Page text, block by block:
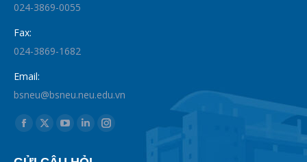
024-3869-0055
Fax:
024-3869-1682
Email:
bsneu@bsneu.neu.edu.vn
Find us on:
Facebook
X
YouTube
LinkedinInstagram